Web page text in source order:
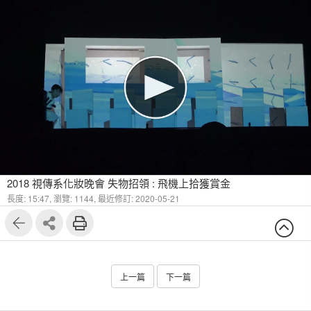
2018 視傳系化妝晚會 失物招領 : 飛機上拾獲賞金
長度: 15:47, 瀏覽: 1144, 最近修訂: 2020-05-21
上一篇 下一篇